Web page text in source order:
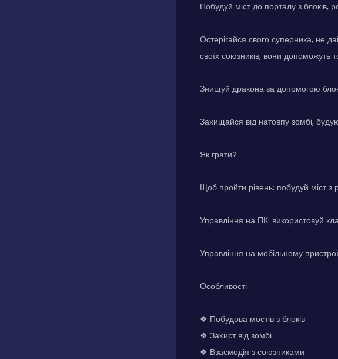
Побудуй міст до порталу з блоків,
Остерігайся свого суперника, не
своїх союзників, вони допоможуть
Знищуй дракона за допомогою
Захищайся від натовпу зомбі,
Як грати?
Щоб пройти рівень: побудуй міст з
Управління на ПК: використовуй
Управління на мобільному
Особливості
❖ Побудова мостів з блоків
❖ Захист від зомбі
❖ Взаємодія з союзниками